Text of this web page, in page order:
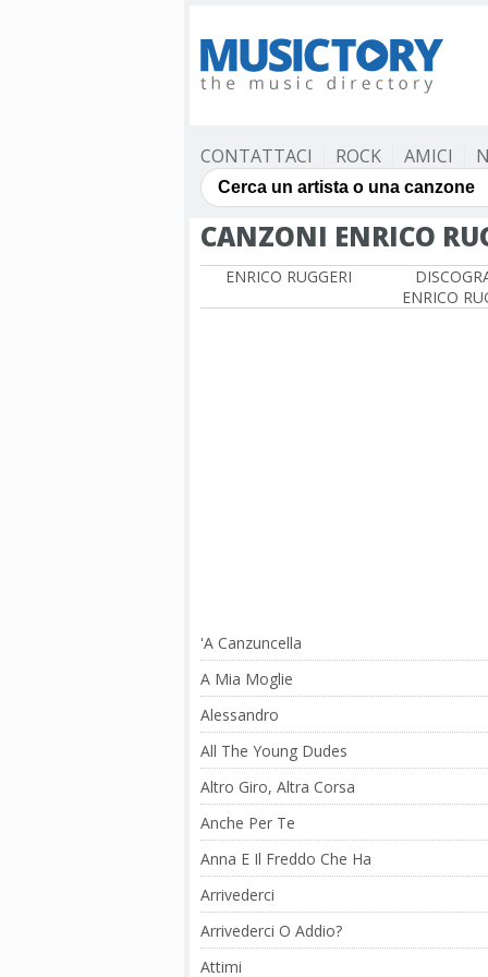
CONTATTACI ROCK AMICI
CANZONI ENRICO
ENRICO RUGGERI
ENRICO
'A Canzuncella
A Mia Moglie
Alessandro
All The Young Dudes
Altro Giro, Altra Corsa
Anche Per Te
Anna E Il Freddo Che Ha
Arrivederci
Arrivederci O Addio?
Attimi